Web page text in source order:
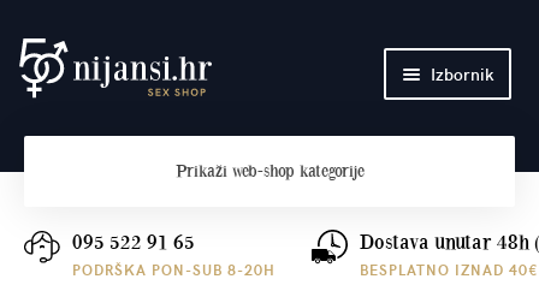
Preskoči
na
Skoči
do
Izbornik
Plaćanje i dostava
Prikaži web-shop kategorije
095 522 91 65
PODRŠKA PON-SUB 8-20H
Dostava unutar 48h
BESPLATNO IZNAD 40€